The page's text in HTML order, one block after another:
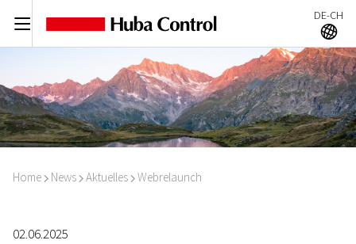
C DE-CH
A
Home I News I Aktuelles I Webrelaunch
02.06.2025